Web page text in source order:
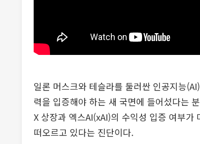
일론 머스크와 테슬라를 둘러싼 인공지능
력을 입증해야 하는 새 국면에 들어섰다는
X 상장과 엑스AI(xAI)의 수익성 입증 여부
떠오르고 있다는 진단이다.